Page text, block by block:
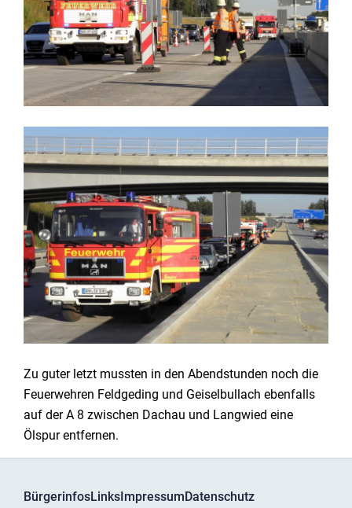
Zu guter letzt mussten in den Abendstunden noch die
Feuerwehren Feldgeding und Geiselbullach ebenfalls
auf der A 8 zwischen Dachau und Langwied eine
Ölspur entfernen.
BürgerinfosLinks Impressum Datenschutz